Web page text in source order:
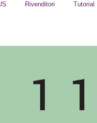
Rivenditori Tutorial